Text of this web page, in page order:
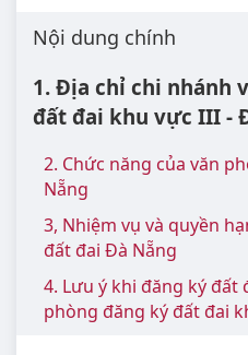
Nội dung chính
1. Địa chỉ chi nhánh
đất đai khu vực III -
2. Chức năng của văn
Nẵng
3, Nhiệm vụ và quyền
đất đai Đà Nẵng
4. Lưu ý khi đăng ký đất
phòng đăng ký đất đai